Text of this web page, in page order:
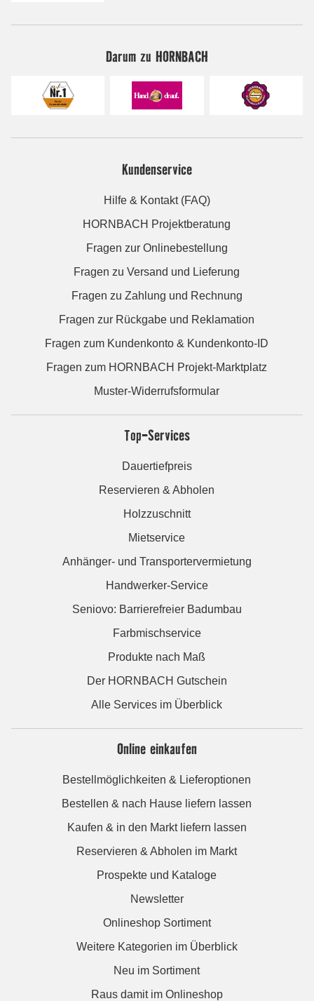
Darum zu HORNBACH
Kundenservice
Hilfe & Kontakt (FAQ)
HORNBACH Projektberatung
Fragen zur Onlinebestellung
Fragen zu Versand und Lieferung
Fragen zu Zahlung und Rechnung
Fragen zur Rückgabe und Reklamation
Fragen zum Kundenkonto & Kundenkonto-ID
Fragen zum HORNBACH Projekt-Marktplatz
Muster-Widerrufsformular
Top-Services
Dauertiefpreis
Reservieren & Abholen
Holzzuschnitt
Mietservice
Anhänger- und Transportervermietung
Handwerker-Service
Seniovo: Barrierefreier Badumbau
Farbmischservice
Produkte nach Maß
Der HORNBACH Gutschein
Alle Services im Überblick
Online einkaufen
Bestellmöglichkeiten & Lieferoptionen
Bestellen & nach Hause liefern lassen
Kaufen & in den Markt liefern lassen
Reservieren & Abholen im Markt
Prospekte und Kataloge
Newsletter
Onlineshop Sortiment
Weitere Kategorien im Überblick
Neu im Sortiment
Raus damit im Onlineshop